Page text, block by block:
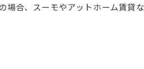
合、スーモやアットホーム賃貸